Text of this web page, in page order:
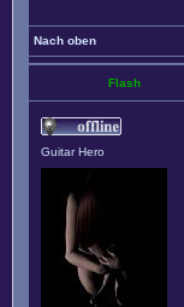
Nach oben
Flash
Guitar Hero